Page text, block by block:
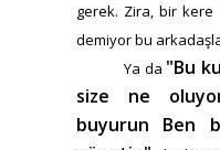
gerek. Zira, bir kere
demiyor bu
Ya da "Bu
size ne
buyurun Ben